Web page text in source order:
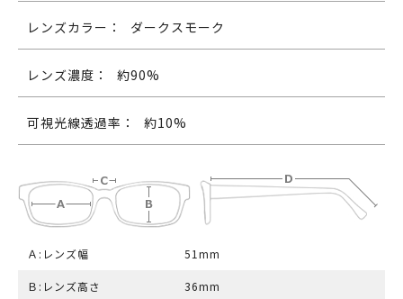
レンズカラー： ダークスモーク
レンズ濃度： 約90%
可視光線透過率： 約10%
Ａ:レンズ幅 51mm
Ｂ:レンズ高さ 36mm